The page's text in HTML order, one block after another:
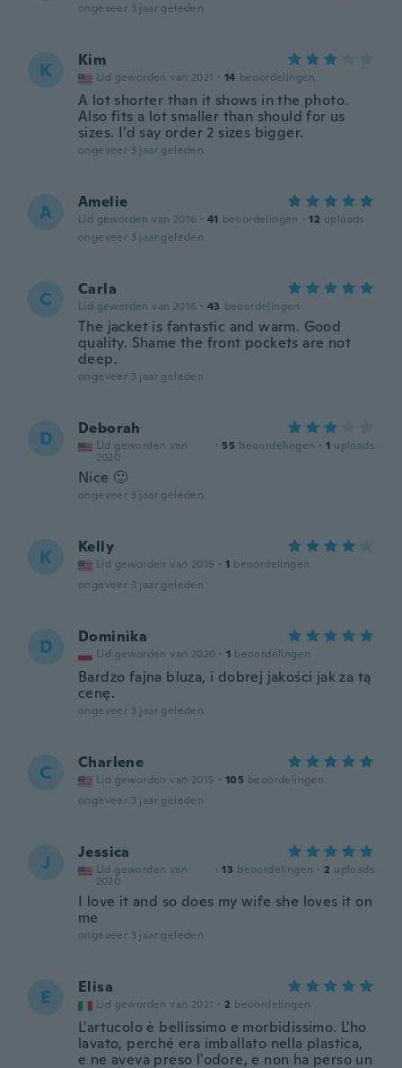
ongeveer 3 jaar geleden
K Kim
Lid geworden van 2021 · 14 beoordelingen
A lot shorter than it shows in the photo.
Also fits a lot smaller than should for us
sizes. I’d say order 2 sizes bigger.
ongeveer 3 jaar geleden
A Amelie
Lid geworden van 2016 · 41 beoordelingen · 12 uploads
ongeveer 3 jaar geleden
C Carla
Lid geworden van 2016 · 43 beoordelingen
The jacket is fantastic and warm. Good
quality. Shame the front pockets are not
deep.
ongeveer 3 jaar geleden
D Deborah
Lid geworden van
2020
· 55 beoordelingen · 1 uploads
Nice 🙂
ongeveer 3 jaar geleden
K Kelly
Lid geworden van 2015 · 1 beoordelingen
ongeveer 3 jaar geleden
D Dominika
Lid geworden van 2020 · 1 beoordelingen
Bardzo fajna bluza, i dobrej jakości jak za tą
cenę.
ongeveer 3 jaar geleden
C Charlene
Lid geworden van 2015 · 105 beoordelingen
ongeveer 3 jaar geleden
J Jessica
Lid geworden van
2020
· 13 beoordelingen · 2 uploads
I love it and so does my wife she loves it on
me
ongeveer 3 jaar geleden
E Elisa
Lid geworden van 2021 · 2 beoordelingen
L'artucolo è bellissimo e morbidissimo. L'ho
lavato, perché era imballato nella plastica,
e ne aveva preso l'odore, e non ha perso un